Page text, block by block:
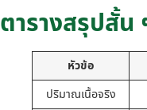
ตารางสรุปสั้น
หัวข้อ
ปริมาณเนื้อจริง